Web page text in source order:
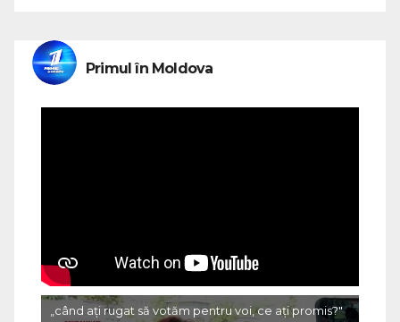
Primul în Moldova
„când ați rugat să votăm pentru voi, ce ați promis?"